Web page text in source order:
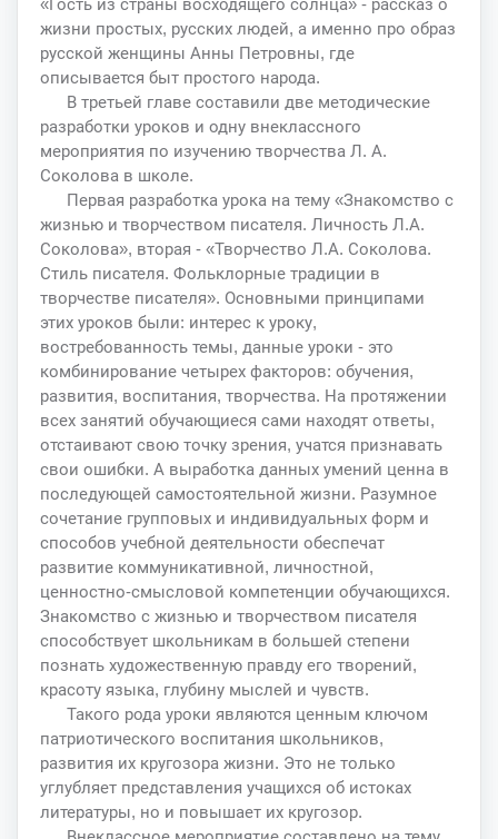
«Гость из страны восходящего солнца» - рассказ о
жизни простых, русских людей, а именно про образ
русской женщины Анны Петровны, где
описывается быт простого народа.
В третьей главе составили две методические
разработки уроков и одну внеклассного
мероприятия по изучению творчества Л. А.
Соколова в школе.
Первая разработка урока на тему «Знакомство с
жизнью и творчеством писателя. Личность Л.А.
Соколова», вторая - «Творчество Л.А. Соколова.
Стиль писателя. Фольклорные традиции в
творчестве писателя». Основными принципами
этих уроков были: интерес к уроку,
востребованность темы, данные уроки - это
комбинирование четырех факторов: обучения,
развития, воспитания, творчества. На протяжении
всех занятий обучающиеся сами находят ответы,
отстаивают свою точку зрения, учатся признавать
свои ошибки. А выработка данных умений ценна в
последующей самостоятельной жизни. Разумное
сочетание групповых и индивидуальных форм и
способов учебной деятельности обеспечат
развитие коммуникативной, личностной,
ценностно-смысловой компетенции обучающихся.
Знакомство с жизнью и творчеством писателя
способствует школьникам в большей степени
познать художественную правду его творений,
красоту языка, глубину мыслей и чувств.
Такого рода уроки являются ценным ключом
патриотического воспитания школьников,
развития их кругозора жизни. Это не только
углубляет представления учащихся об истоках
литературы, но и повышает их кругозор.